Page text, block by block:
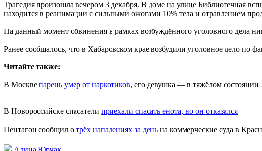
Трагедия произошла вечером 3 декабря. В доме на улице Библиотечная
находится в реанимации с сильными ожогами 10% тела и отравлением
На данный момент обвинения в рамках возбуждённого уголовного дела
Ранее сообщалось, что в Хабаровском крае возбудили уголовное дело по
Читайте также:
В Москве парень умер от наркотиков, его девушка — в тяжёлом состоянии
В Новороссийске спасатели приехали спасать енота, но он отказался
Пентагон сообщил о трёх нападениях за день на коммерческие суда в